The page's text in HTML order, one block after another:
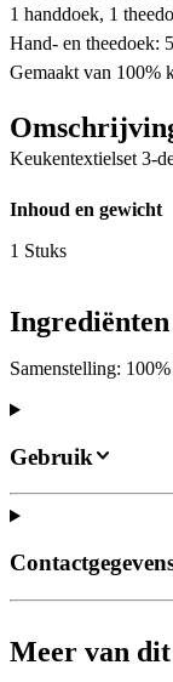
1 handdoek, 1
Hand- en theedoek:
Gemaakt van 100%
Keukentextielset 3-
Inhoud en gewicht
1 Stuks
Ingrediënten
Samenstelling:
Gebruik
Meer van